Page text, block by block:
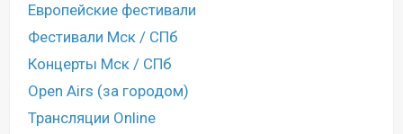
Европейские фестивали
Фестивали Мск / СПб
Концерты Мск / СПб
Open Airs (за городом)
Трансляции Online